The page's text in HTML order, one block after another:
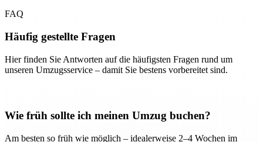
FAQ
Häufig gestellte Fragen
Hier finden Sie Antworten auf die häufigsten Fragen rund um
unseren Umzugsservice – damit Sie bestens vorbereitet sind.
Wie früh sollte ich meinen Umzug buchen?
Am besten so früh wie möglich – idealerweise 2–4 Wochen im